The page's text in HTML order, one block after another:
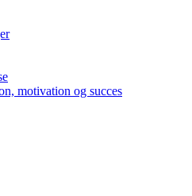
motivation og succes